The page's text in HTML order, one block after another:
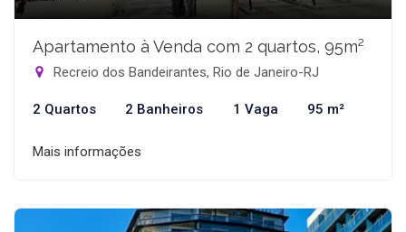
Apartamento à Venda com 2 quartos, 95m²
Recreio dos Bandeirantes, Rio de Janeiro-RJ
2 Quartos 2 Banheiros 1 Vaga 95 m²
Mais informações